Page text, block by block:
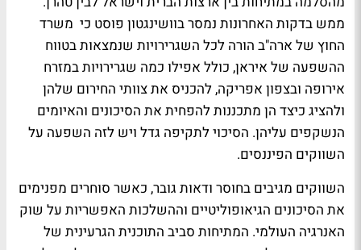
ממש בדקות האחרונות נמסר בוושינגטון פוסט כי משרד
החוץ של ארה"ב הורה לכל השגרירויות שנמצאות בטווח
ההשפעה של איראן, כולל אפילו כמה שגרירויות במזרח
אירופה ובצפון אפריקה, להכניס את צוותי החירום שלהן
ולהציג כיצד הן מתכננות להפחית את הסיכונים והאיומים
הנשקפים עליהן. הסיכוי לתקיפה גדל ויש לזה השפעה על
השווקים הפיננסים.
השווקים מגיבים בחוסר ודאות גובר, כאשר סוחרים מפנימים
את הסיכונים הגיאופוליטיים וההשלכות האפשריות על שוק
האנרגיה העולמי. המתיחות סביב התוכנית הגרעינית של